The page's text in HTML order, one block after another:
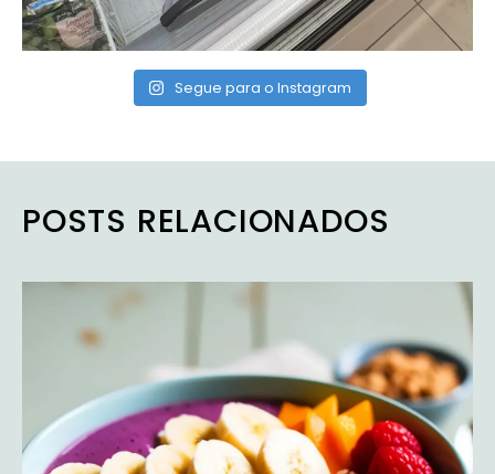
Segue para o Instagram
POSTS RELACIONADOS